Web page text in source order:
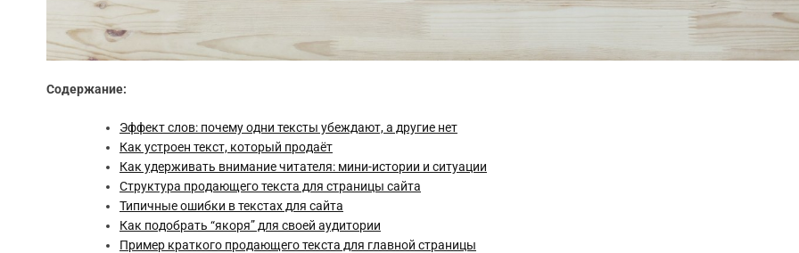
Содержание:
Эффект слов: почему одни тексты убеждают, а другие нет
Как устроен текст, который продаёт
Как удерживать внимание читателя: мини-истории и ситуации
Структура продающего текста для страницы сайта
Типичные ошибки в текстах для сайта
Как подобрать “якоря” для своей аудитории
Пример краткого продающего текста для главной страницы